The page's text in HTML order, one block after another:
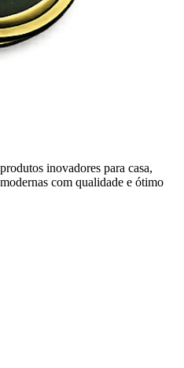
inovadores para casa,
com qualidade e ótimo